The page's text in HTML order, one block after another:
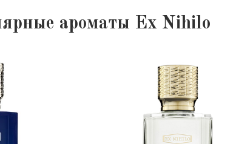
ароматы Ex Nihilo